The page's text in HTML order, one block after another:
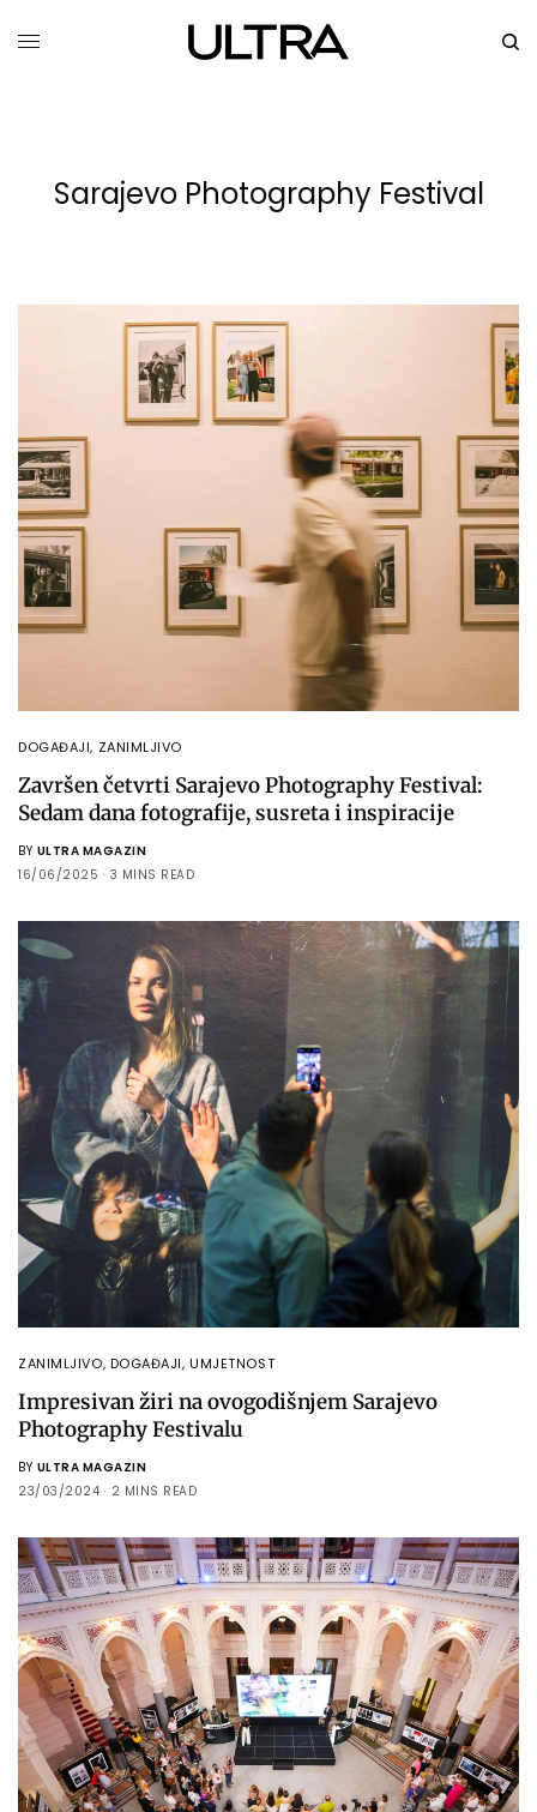
Sarajevo Photography Festival
DOGAĐAJI, ZANIMLJIVO
Završen četvrti Sarajevo Photography Festival:
Sedam dana fotografije, susreta i inspiracije
BY ULTRA MAGAZIN
16/06/2025
3 MINS READ
ZANIMLJIVO, DOGAĐAJI,UMJETNOST
Impresivan žiri na ovogodišnjem Sarajevo
Photography Festivalu
BY ULTRA MAGAZIN
23/03/2024
2 MINS READ